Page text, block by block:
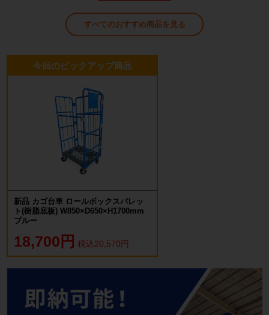
すべてのおすすめ商品を見る
今回のピックアップ商品
新品 カゴ台車 ロールボックスパレッ
ト(樹脂底板) W850×D650×H1700mm
ブルー
18,700円 税込20,570円